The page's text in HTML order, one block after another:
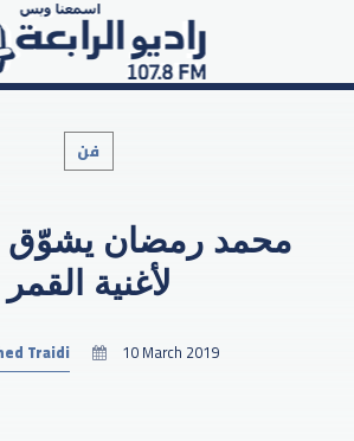
in the website:
فن
محمد رمضان يشوّق
لأغنية القمر
Traidi 10 March 2019